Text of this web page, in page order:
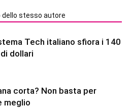
dello stesso autore
Tech italiano sfiora i 140
dollari
corta? Non basta per
meglio